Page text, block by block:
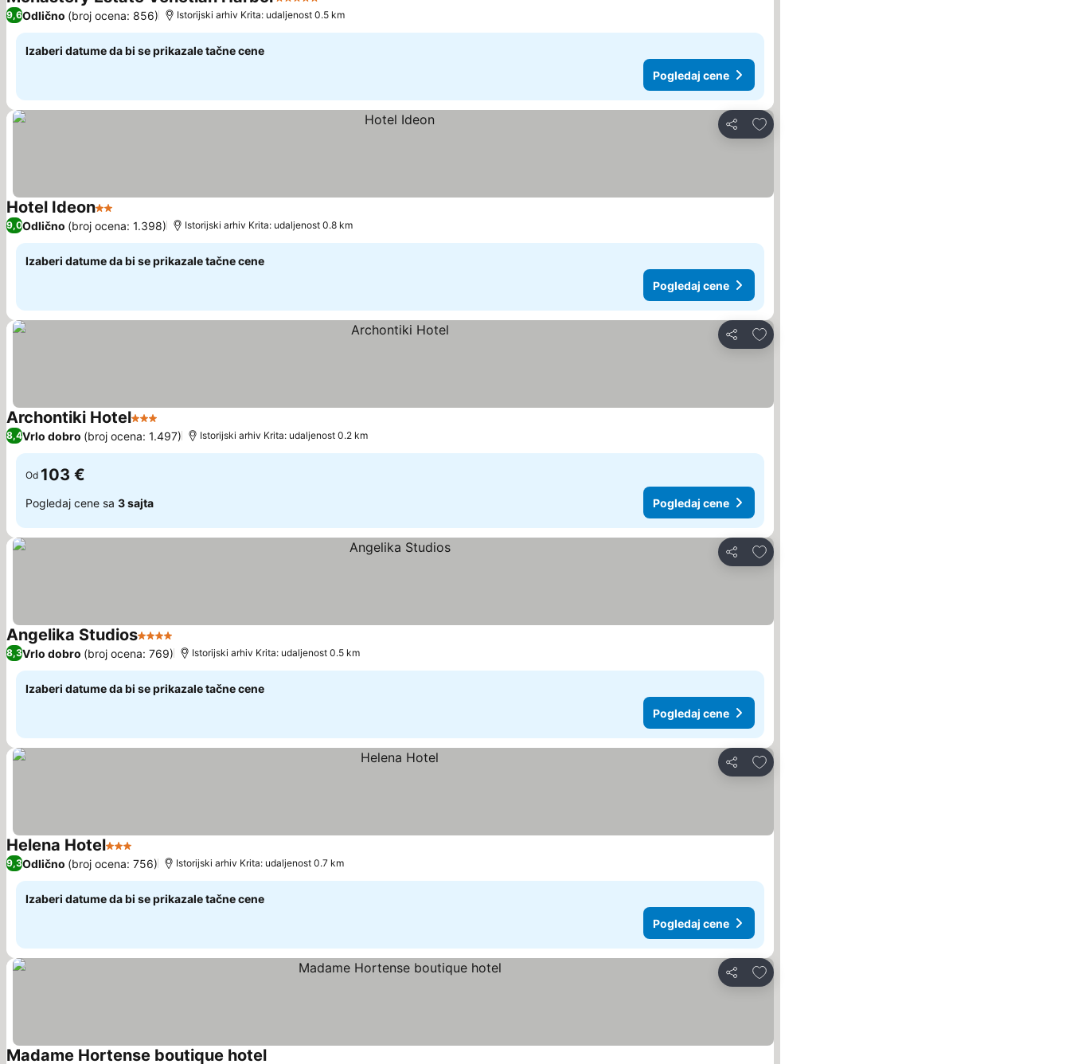
5 Zvezdice
9,6Odlično (broj ocena: 856) Istorijski arhiv Krita: udaljenost 0.5 km
Izaberi datume da bi se prikazale tačne cene
Pogledaj cene
Deli
Dodati u favorite
Hotel Ideon2 ZvezdicePogledaj cene
9,0Odlično (broj ocena: 1.398) Istorijski arhiv Krita: udaljenost 0.8 km
Izaberi datume da bi se prikazale tačne cene
Pogledaj cene
Deli
Dodati u favorite
Archontiki Hotel3 ZvezdicePogledaj cene
8,4Vrlo dobro (broj ocena: 1.497) Istorijski arhiv Krita: udaljenost 0.2 km
Od 103 €
Pogledaj cene sa 3 sajta Pogledaj cene
Deli
Dodati u favorite
Angelika Studios4 ZvezdicePogledaj cene
8,3Vrlo dobro (broj ocena: 769) Istorijski arhiv Krita: udaljenost 0.5 km
Izaberi datume da bi se prikazale tačne cene
Pogledaj cene
Deli
Dodati u favorite
Helena Hotel3 ZvezdicePogledaj cene
9,3Odlično (broj ocena: 756) Istorijski arhiv Krita: udaljenost 0.7 km
Izaberi datume da bi se prikazale tačne cene
Pogledaj cene
Deli
Dodati u favorite
Madame Hortense boutique hotel